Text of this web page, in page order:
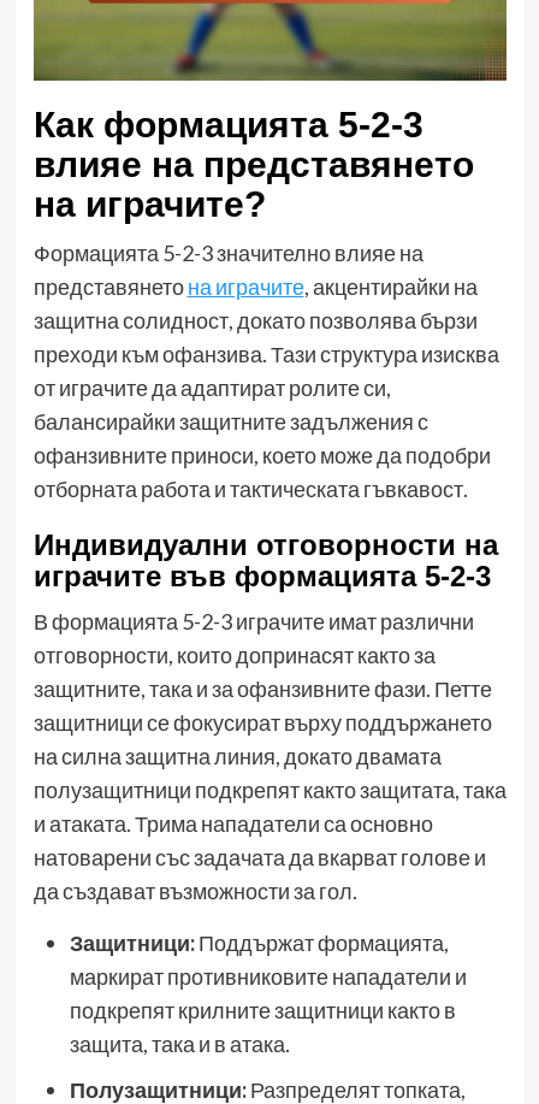
Как формацията 5-2-3
влияе на представянето
на играчите?
Формацията 5-2-3 значително влияе на
представянетона играчите, акцентирайки на
защитна солидност, докато позволява бързи
преходи към офанзива. Тази структура изисква
от играчите да адаптират ролите си,
балансирайки защитните задължения с
офанзивните приноси, което може да подобри
отборната работа и тактическата гъвкавост.
Индивидуални отговорности на
играчите във формацията 5-2-3
В формацията 5-2-3 играчите имат различни
отговорности, които допринасят както за
защитните, така и за офанзивните фази. Петте
защитници се фокусират върху поддържането
на силна защитна линия, докато двамата
полузащитници подкрепят както защитата, така
и атаката. Трима нападатели са основно
натоварени със задачата да вкарват голове и
да създават възможности за гол.
Защитници:Поддържат формацията,
маркират противниковите нападатели и
подкрепят крилните защитници както в
защита, така и в атака.
Полузащитници:Разпределят топката,